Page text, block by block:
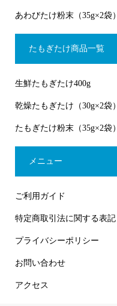
あわびたけ粉末（35g×2袋）
たもぎたけ商品一覧
生鮮たもぎたけ400g
乾燥たもぎたけ（30g×2袋）
たもぎたけ粉末（35g×2袋）
メニュー
ご利用ガイド
特定商取引法に関する表記
プライバシーポリシー
お問い合わせ
アクセス